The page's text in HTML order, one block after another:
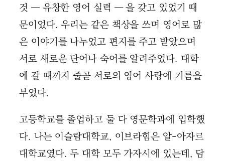
것 ― 유창한 영어 실력 ― 을 갖고 있었기 때
문이었다. 우리는 같은 책상을 쓰며 영어로 많
은 이야기를 나누었고 편지를 주고 받았으며
서로 새로운 단어나 숙어를 알려주었다. 대학
에 갈 때까지 줄곧 서로의 영어 사랑에 기름을
부었다.
고등학교를 졸업하고 둘 다 영문학과에 입학했
다. 나는 이슬람대학교, 이브라힘은 알-아자르
대학교였다. 두 대학 모두 가자시에 있는데, 담